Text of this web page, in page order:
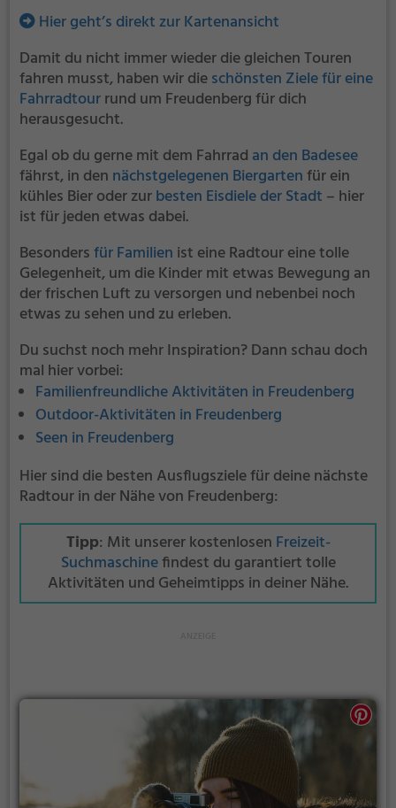
Hier geht’s direkt zur Kartenansicht
Damit du nicht immer wieder die gleichen Touren
fahren musst, haben wir dieschönsten Ziele für eine
Fahrradtourrund um Freudenberg für dich
herausgesucht.
Egal ob du gerne mit dem Fahrrad an den Badesee
fährst, in den nächstgelegenen Biergartenfür ein
kühles Bier oder zurbesten Eisdiele der Stadt – hier
ist für jeden etwas dabei.
Besondersfür Familien ist eine Radtour eine tolle
Gelegenheit, um die Kinder mit etwas Bewegung an
der frischen Luft zu versorgen und nebenbei noch
etwas zu sehen und zu erleben.
Du suchst noch mehr Inspiration? Dann schau doch
mal hier vorbei:
Familienfreundliche Aktivitäten in Freudenberg
Outdoor-Aktivitäten in Freudenberg
Seen in Freudenberg
Hier sind die besten Ausflugsziele für deine nächste
Radtour in der Nähe von Freudenberg:
Tipp: Mit unserer kostenlosen Freizeit-
Suchmaschinefindest du garantiert tolle
Aktivitäten und Geheimtipps in deiner Nähe.